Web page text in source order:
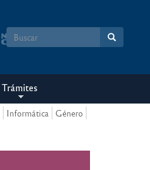
Formulario
búsqueda
Trámites
Informática Género